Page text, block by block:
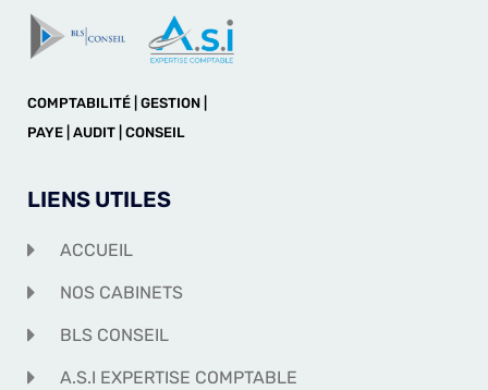
COMPTABILITÉ | GESTION |
PAYE | AUDIT | CONSEIL
LIENS UTILES
ACCUEIL
NOS CABINETS
BLS CONSEIL
A.S.I EXPERTISE COMPTABLE